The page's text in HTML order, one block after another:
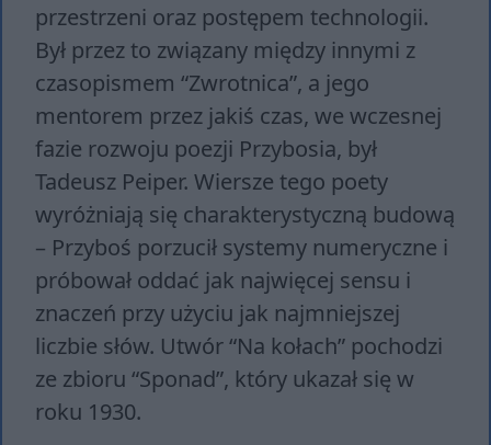
przestrzeni oraz postępem technologii.
Był przez to związany między innymi z
czasopismem “Zwrotnica”, a jego
mentorem przez jakiś czas, we wczesnej
fazie rozwoju poezji Przybosia, był
Tadeusz Peiper. Wiersze tego poety
wyróżniają się charakterystyczną budową
– Przyboś porzucił systemy numeryczne i
próbował oddać jak najwięcej sensu i
znaczeń przy użyciu jak najmniejszej
liczbie słów. Utwór “Na kołach” pochodzi
ze zbioru “Sponad”, który ukazał się w
roku 1930.